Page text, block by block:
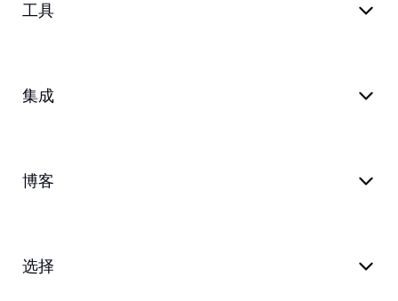
工具
集成
博客
选择